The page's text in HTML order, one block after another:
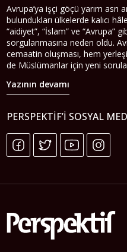
bulundukları ülkelerde kalıcı
“aidiyet”, “İslam” ve “Avrupa”
sorgulanmasına neden oldu.
cemaatin oluşması, hem
de Müslümanlar için yeni
Yazının devamı